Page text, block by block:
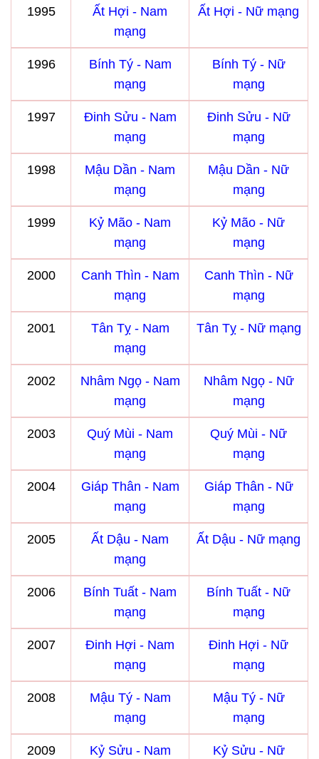
1995
Ất Hợi - Nam
mạng
Ất Hợi - Nữ mạng
1996
Bính Tý - Nam
mạng
Bính Tý - Nữ
mạng
1997
Đinh Sửu - Nam
mạng
Đinh Sửu - Nữ
mạng
1998
Mậu Dần - Nam
mạng
Mậu Dần - Nữ
mạng
1999
Kỷ Mão - Nam
mạng
Kỷ Mão - Nữ
mạng
2000
Canh Thìn - Nam
mạng
Canh Thìn - Nữ
mạng
2001
Tân Tỵ - Nam
mạng
Tân Tỵ - Nữ mạng
2002
Nhâm Ngọ - Nam
mạng
Nhâm Ngọ - Nữ
mạng
2003
Quý Mùi - Nam
mạng
Quý Mùi - Nữ
mạng
2004
Giáp Thân - Nam
mạng
Giáp Thân - Nữ
mạng
2005
Ất Dậu - Nam
mạng
Ất Dậu - Nữ mạng
2006
Bính Tuất - Nam
mạng
Bính Tuất - Nữ
mạng
2007
Đinh Hợi - Nam
mạng
Đinh Hợi - Nữ
mạng
2008
Mậu Tý - Nam
mạng
Mậu Tý - Nữ
mạng
2009
Kỷ Sửu - Nam
Kỷ Sửu - Nữ